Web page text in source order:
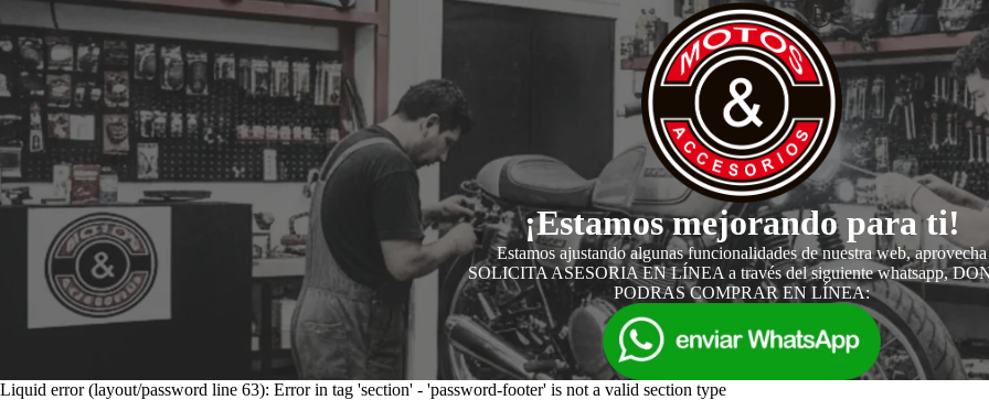
¡Estamos mejorando para ti!
Estamos ajustando algunas funcionalidades de nuestra web, aprovecha
SOLICITA ASESORIA EN LÍNEA a través del siguiente whatsapp,
PODRAS COMPRAR EN LÍNEA:
Liquid error (layout/password line 63): Error in tag 'section' - 'password-footer' is not a valid section type